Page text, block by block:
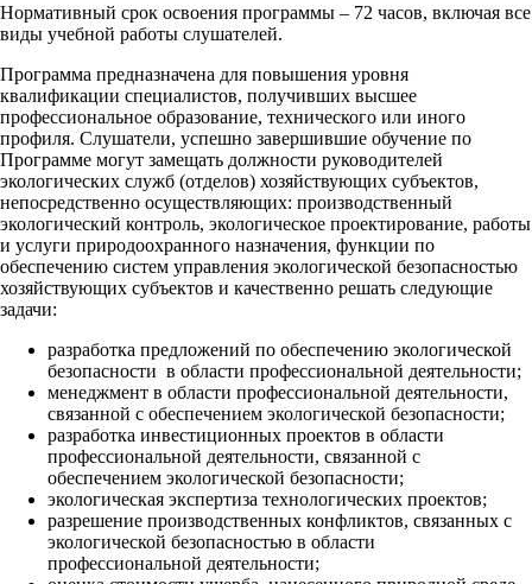
Нормативный срок освоения программы – 72 часов, включая все
виды учебной работы слушателей.
Программа предназначена для повышения уровня
квалификации специалистов, получивших высшее
профессиональное образование, технического или иного
профиля. Слушатели, успешно завершившие обучение по
Программе могут замещать должности руководителей
экологических служб (отделов) хозяйствующих субъектов,
непосредственно осуществляющих: производственный
экологический контроль, экологическое проектирование, работы
и услуги природоохранного назначения, функции по
обеспечению систем управления экологической безопасностью
хозяйствующих субъектов и качественно решать следующие
задачи:
разработка предложений по обеспечению экологической
безопасности в области профессиональной деятельности;
менеджмент в области профессиональной деятельности,
связанной с обеспечением экологической безопасности;
разработка инвестиционных проектов в области
профессиональной деятельности, связанной с
обеспечением экологической безопасности;
экологическая экспертиза технологических проектов;
разрешение производственных конфликтов, связанных с
экологической безопасностью в области
профессиональной деятельности;